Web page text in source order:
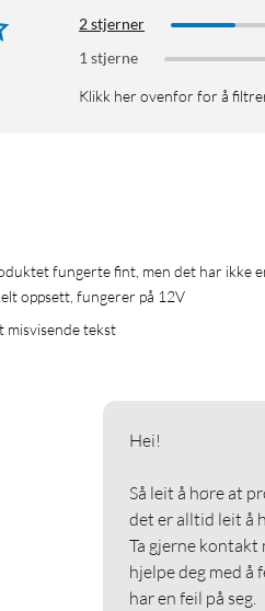
Hz
b/g/n
og Amazon Alexa
eller installasjonsbokser
2 stjerner
1 stjerne
Klikk her ovenfor for å
fungerte fint, men det har ikke
oppsett, fungerer på 12V
misvisende tekst
Hei!
Så leit å høre at
det er alltid leit å
Ta gjerne kontakt
hjelpe deg med
har en feil på seg.